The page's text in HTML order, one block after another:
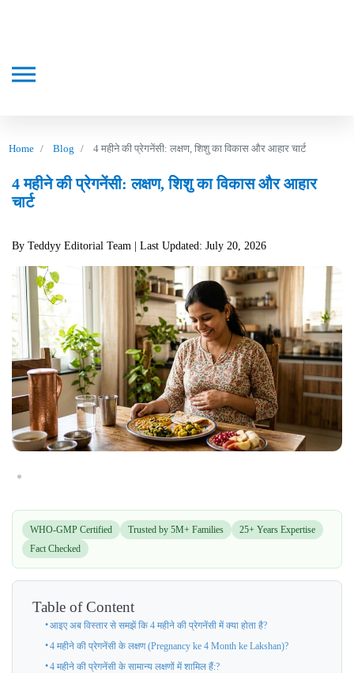
Home Blog 4 महीने की प्रेगनेंसी: लक्षण, शिशु का विकास और आहार चार्ट
4 महीने की प्रेगनेंसी: लक्षण, शिशु का विकास और आहार
चार्ट
By Teddyy Editorial Team | Last Updated: July 20, 2026
WHO-GMP Certified Trusted by 5M+ Families
25+ Years Expertise
Fact Checked
Table of Content
आइए अब विस्तार से समझें कि 4 महीने की प्रेगनेंसी में क्या होता है?
4 महीने की प्रेगनेंसी के लक्षण (Pregnancy ke 4 Month ke Lakshan)?
4 महीने की प्रेगनेंसी के सामान्य लक्षणों में शामिल हैं:?